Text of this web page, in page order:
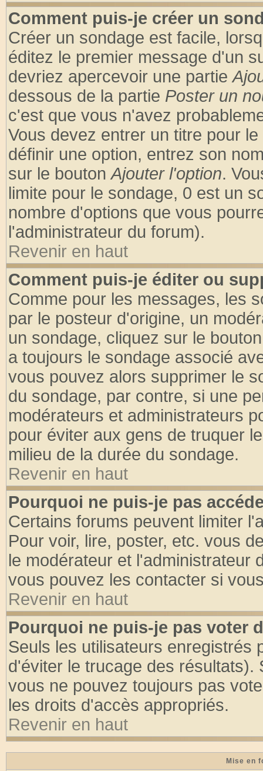
Comment puis-je créer un
Créer un sondage est facile,
éditez le premier message d'un
devriez apercevoir une partie
dessous de la partie Poster un
c'est que vous n'avez
Vous devez entrer un titre pour
définir une option, entrez son
sur le boutonAjouter l'option.
limite pour le sondage, 0 est un
nombre d'options que vous
l'administrateur du forum).
Revenir en haut
Comment puis-je éditer ou
Comme pour les messages, les
par le posteur d'origine, un
un sondage, cliquez sur le
a toujours le sondage associé
vous pouvez alors supprimer le
du sondage, par contre, si une
modérateurs et administrateurs
pour éviter aux gens de truquer
milieu de la durée du sondage.
Revenir en haut
Pourquoi ne puis-je pas
Certains forums peuvent limiter
Pour voir, lire, poster, etc. vous
le modérateur et l'administrateur
vous pouvez les contacter si
Revenir en haut
Pourquoi ne puis-je pas voter
Seuls les utilisateurs enregistrés
d'éviter le trucage des
vous ne pouvez toujours pas
les droits d'accès appropriés.
Revenir en haut
Mise en